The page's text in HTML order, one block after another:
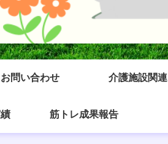
お問い合わせ 介護施設関連
筋トレ成果報告